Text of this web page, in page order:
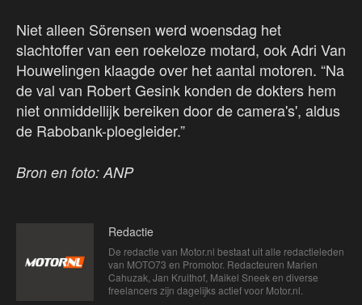
Niet alleen Sörensen werd woensdag het
slachtoffer van een roekeloze motard, ook Adri Van
Houwelingen klaagde over het aantal motoren. “Na
de val van Robert Gesink konden de dokters hem
niet onmiddellijk bereiken door de camera's', aldus
de Rabobank-ploegleider.”
Bron en foto: ANP
Redactie
De redactie van Motor.nl bestaat uit alle redactieleden
van MOTO73 en Promotor. Redacteuren Marien
Cahuzak, Jan Kruithof, Maikel Sneek en diverse
freelancers zijn dagelijks actief voor Motor.nl.